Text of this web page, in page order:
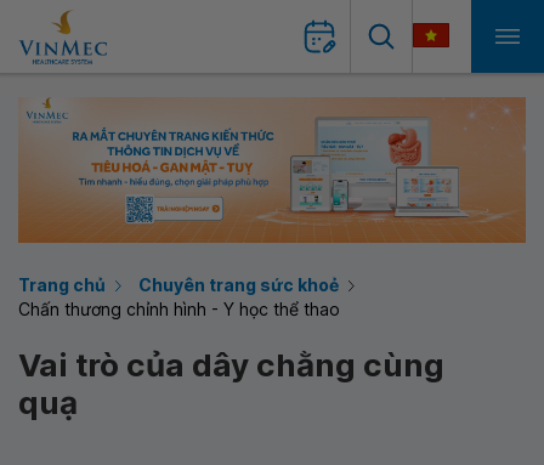
Trang chủ
Chuyên trang sức khoẻ
Chấn thương chỉnh hình - Y học thể thao
Vai trò của dây chằng cùng
quạ